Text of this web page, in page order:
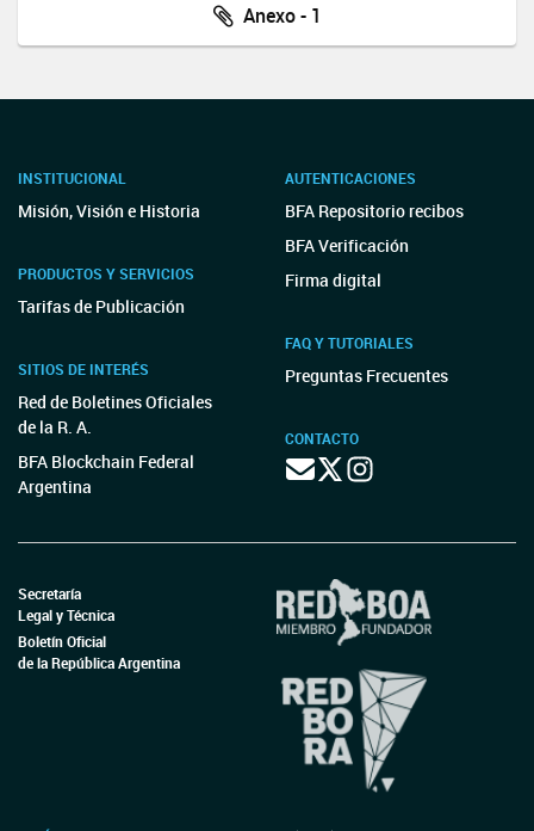
Anexo - 1
INSTITUCIONAL
Misión, Visión e Historia
PRODUCTOS Y SERVICIOS
Tarifas de Publicación
SITIOS DE INTERÉS
Red de Boletines Oficiales
de la R. A.
BFA Blockchain Federal
Argentina
AUTENTICACIONES
BFA Repositorio recibos
BFA Verificación
Firma digital
FAQ Y TUTORIALES
Preguntas Frecuentes
CONTACTO
Secretaría
Legal y Técnica
Boletín Oficial
de la República Argentina